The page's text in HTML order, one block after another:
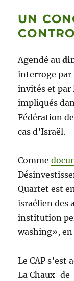
UN
Agendé au
interroge par
invités et par
impliqués
Fédération
cas d’Israël.
Comme
Quartet est
israélien des
institution
washing»,
Le CAP s’est
La Chaux-